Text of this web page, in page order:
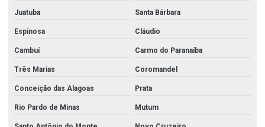
Juatuba Santa Bárbara
Espinosa Cláudio
Cambuí Carmo do Paranaíba
Três Marias Coromandel
Conceição das Alagoas Prata
Rio Pardo de Minas Mutum